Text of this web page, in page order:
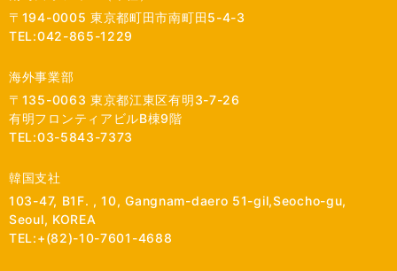
〒194-0005 東京都町田市南町田5-4-3
TEL:042-865-1229
海外事業部
〒135-0063 東京都江東区有明3-7-26
有明フロンティアビルB棟9階
TEL:03-5843-7373
韓国支社
103-47, B1F. , 10, Gangnam-daero 51-gil,Seocho-gu,
Seoul, KOREA
TEL:+(82)-10-7601-4688